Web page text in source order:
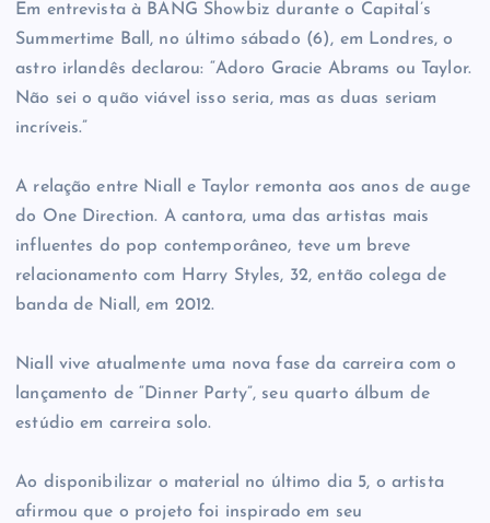
Em entrevista à BANG Showbiz durante o Capital’s
Summertime Ball, no último sábado (6), em Londres, o
astro irlandês declarou: “Adoro Gracie Abrams ou Taylor.
Não sei o quão viável isso seria, mas as duas seriam
incríveis.”
A relação entre Niall e Taylor remonta aos anos de auge
do One Direction. A cantora, uma das artistas mais
influentes do pop contemporâneo, teve um breve
relacionamento com Harry Styles, 32, então colega de
banda de Niall, em 2012.
Niall vive atualmente uma nova fase da carreira com o
lançamento de “Dinner Party”, seu quarto álbum de
estúdio em carreira solo.
Ao disponibilizar o material no último dia 5, o artista
afirmou que o projeto foi inspirado em seu